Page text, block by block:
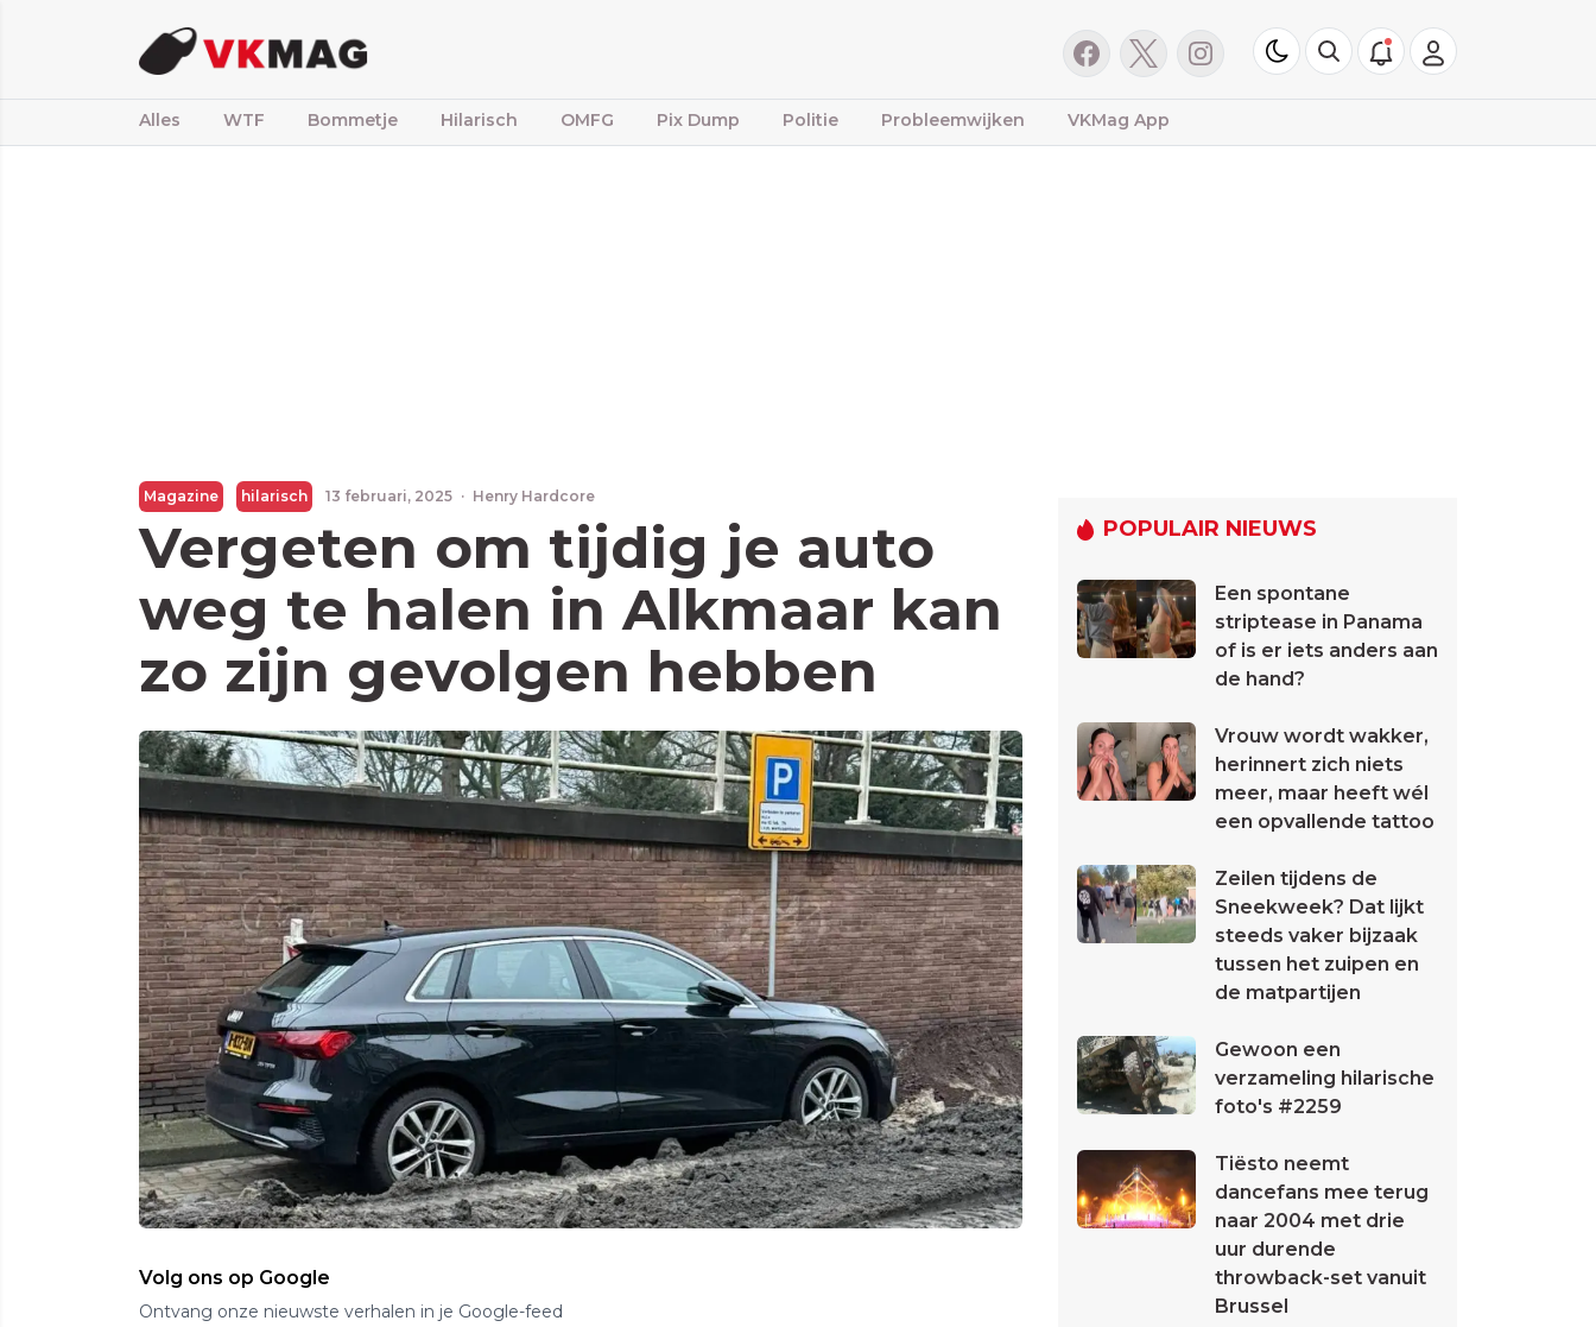
Alles WTF Bommetje Hilarisch OMFG Pix Dump Politie Probleemwijken VKMag App
Magazine hilarisch 13 februari, 2025 · Henry Hardcore
Vergeten om tijdig je auto
weg te halen in Alkmaar kan
zo zijn gevolgen hebben
Volg ons op Google
Ontvang onze nieuwste verhalen in je Google-feed
POPULAIR NIEUWS
Een spontane
striptease in Panama
of is er iets anders aan
de hand?
Vrouw wordt wakker,
herinnert zich niets
meer, maar heeft wél
een opvallende tattoo
Zeilen tijdens de
Sneekweek? Dat lijkt
steeds vaker bijzaak
tussen het zuipen en
de matpartijen
Gewoon een
verzameling hilarische
foto's #2259
Tiësto neemt
dancefans mee terug
naar 2004 met drie
uur durende
throwback-set vanuit
Brussel